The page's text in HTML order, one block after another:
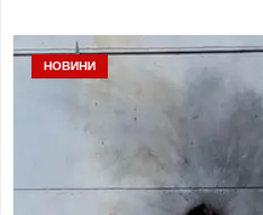
НОВИНИ